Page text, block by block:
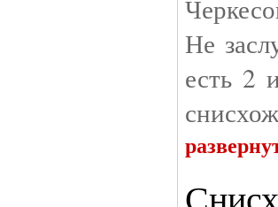
Не
есть 2